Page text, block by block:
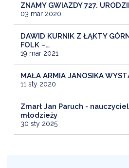
ZNAMY GWIAZDY 727.
03 mar 2020
DAWID KURNIK Z ŁĄKTY
FOLK –…
19 mar 2021
MAŁA ARMIA JANOSIKA
11 sty 2020
Zmarł Jan Paruch -
młodzieży
30 sty 2025